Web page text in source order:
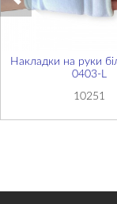
Накладки на руки
0403-L
10251